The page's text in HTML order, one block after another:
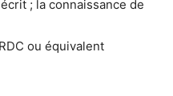
; la connaissance de
ou équivalent